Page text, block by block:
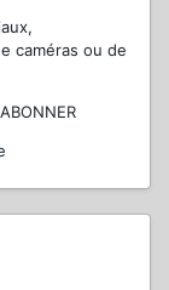
caméras ou de